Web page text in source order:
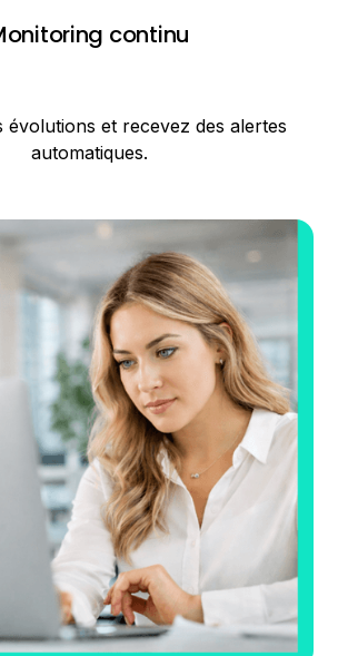
continu
évolutions et recevez des alertes
automatiques.